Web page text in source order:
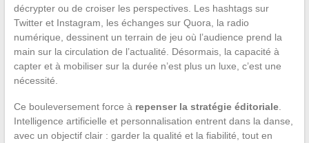
décrypter ou de croiser les perspectives. Les hashtags sur
Twitter et Instagram, les échanges sur Quora, la radio
numérique, dessinent un terrain de jeu où l’audience prend la
main sur la circulation de l’actualité. Désormais, la capacité à
capter et à mobiliser sur la durée n’est plus un luxe, c’est une
nécessité.
Ce bouleversement force à repenser la stratégie éditoriale.
Intelligence artificielle et personnalisation entrent dans la danse,
avec un objectif clair : garder la qualité et la fiabilité, tout en